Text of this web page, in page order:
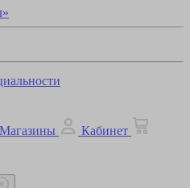
Магазины
Кабинет